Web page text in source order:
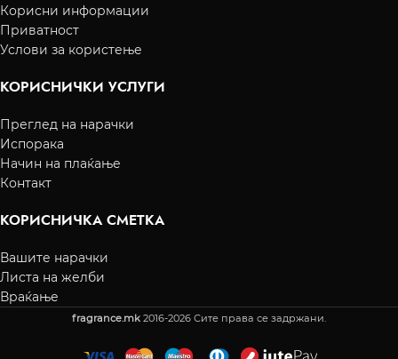
Корисни информации
Приватност
Услови за користење
КОРИСНИЧКИ УСЛУГИ
Преглед на нарачки
Испорака
Начин на плаќање
Контакт
КОРИСНИЧКА СМЕТКА
Вашите нарачки
Листа на желби
Враќање
fragrance.mk 2016-2026 Сите права се задржани.